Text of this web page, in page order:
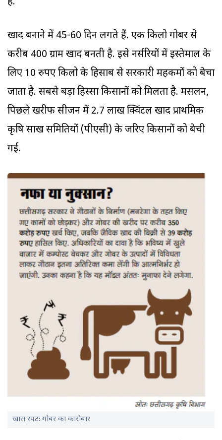
खाद बनाने में 45-60 दिन लगते हैं. एक किलो गोबर से
करीब 400 ग्राम खाद बनती है. इसे नर्सरियों में इस्तेमाल के
लिए 10 रुपए किलो के हिसाब से सरकारी महकमों को बेचा
जाता है. सबसे बड़ा हिस्सा किसानों को मिलता है. मसलन,
पिछले खरीफ सीजन में 2.7 लाख क्विंटल खाद प्राथमिक
कृषि साख समितियों (पीएसी) के जरिए किसानों को बेची
गई.
खास रपटः गोबर का कारोबार